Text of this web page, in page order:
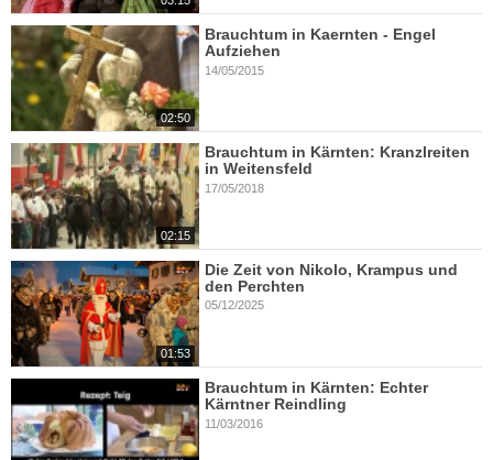
02:50
Brauchtum in Kaernten - Engel
Aufziehen
14/05/2015
02:15
Brauchtum in Kärnten: Kranzlreiten
in Weitensfeld
17/05/2018
01:53
Die Zeit von Nikolo, Krampus und
den Perchten
05/12/2025
Brauchtum in Kärnten: Echter
Kärntner Reindling
11/03/2016